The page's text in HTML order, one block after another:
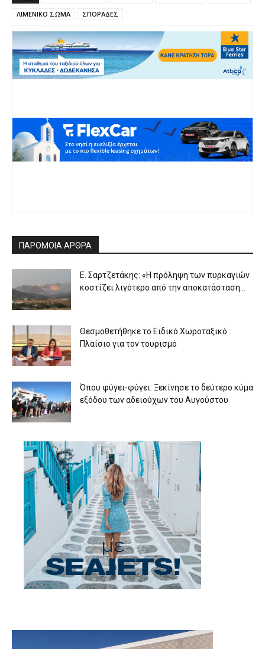
ΛΙΜΕΝΙΚΟ ΣΩΜΑ
ΣΠΟΡΑΔΕΣ
ΠΑΡΟΜΟΙΑ ΑΡΘΡΑ
Ε. Σαρτζετάκης: «Η πρόληψη των πυρκαγιών
κοστίζει λιγότερο από την αποκατάσταση...
Θεσμοθετήθηκε το Ειδικό Χωροταξικό
Πλαίσιο για τον τουρισμό
Όπου φύγει-φύγει: Ξεκίνησε το δεύτερο κύμα
εξόδου των αδειούχων του Αυγούστου